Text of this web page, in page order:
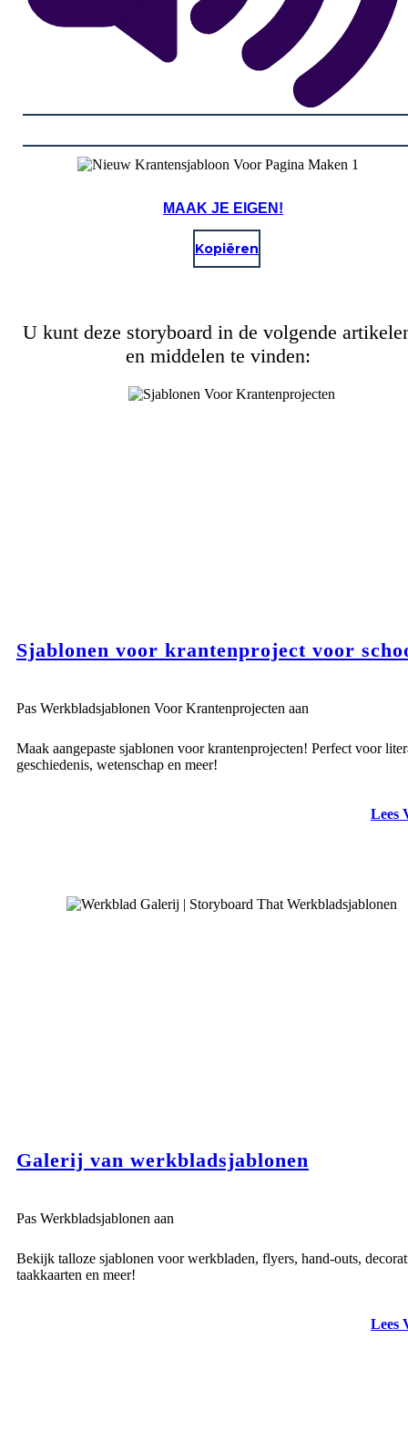
MAAK JE EIGEN!
Kopiëren
U kunt deze storyboard in de volgende
en middelen te vinden:
Sjablonen voor krantenproject voor
Pas Werkbladsjablonen Voor Krantenprojecten aan
Maak aangepaste sjablonen voor krantenprojecten! Perfect voor
geschiedenis, wetenschap en meer!
Lees
Galerij van werkbladsjablonen
Pas Werkbladsjablonen aan
Bekijk talloze sjablonen voor werkbladen, flyers, hand-outs,
taakkaarten en meer!
Lees